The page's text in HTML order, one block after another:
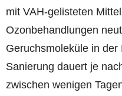
mit VAH-gelisteten
Ozonbehandlungen
Geruchsmoleküle in
Sanierung dauert je
zwischen wenigen